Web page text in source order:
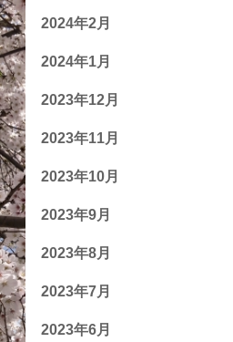
2024年2月
2024年1月
2023年12月
2023年11月
2023年10月
2023年9月
2023年8月
2023年7月
2023年6月